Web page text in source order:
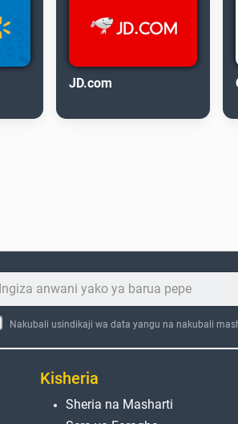
JD.com
Nakubali usindikaji wa data yangu na nakubali
Kisheria
Sheria na Masharti